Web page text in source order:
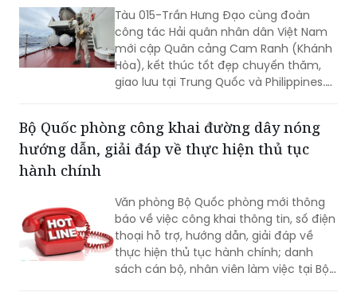
Tàu 015-Trần Hưng Đạo cùng đoàn
công tác Hải quân nhân dân Việt Nam
mới cập Quân cảng Cam Ranh (Khánh
Hòa), kết thúc tốt đẹp chuyến thăm,
giao lưu tại Trung Quốc và Philippines.
trực sẵn sàng chiến đấu, trực canh, đi
ca; tổ chức luyện tập các phương án...
Bộ Quốc phòng công khai đường dây nóng
hướng dẫn, giải đáp về thực hiện thủ tục
hành chính
Văn phòng Bộ Quốc phòng mới thông
báo về việc công khai thông tin, số điện
thoại hỗ trợ, hướng dẫn, giải đáp về
thực hiện thủ tục hành chính; danh
sách cán bộ, nhân viên làm việc tại Bộ